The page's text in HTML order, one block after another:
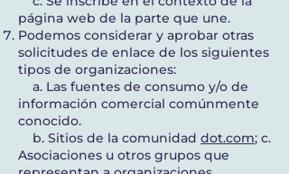
página web de la parte que une.
Podemos considerar y aprobar otras
solicitudes de enlace de los siguientes
tipos de organizaciones:
a. Las fuentes de consumo y/o de
información comercial comúnmente
conocido.
b. Sitios de la comunidad dot.com; c.
Asociaciones u otros grupos que